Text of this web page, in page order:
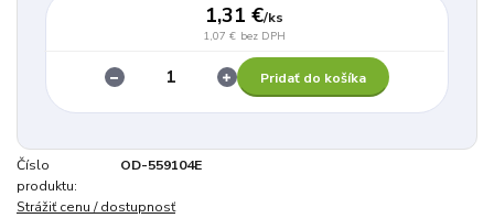
1,31 €/ks
1,07 € bez DPH
Pridať do košíka
Číslo
produktu:
OD-559104E
Strážiť cenu / dostupnosť